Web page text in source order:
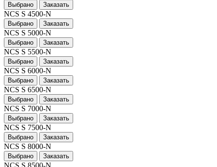
Выбрано Заказать
NCS S 4500-N
Выбрано Заказать
NCS S 5000-N
Выбрано Заказать
NCS S 5500-N
Выбрано Заказать
NCS S 6000-N
Выбрано Заказать
NCS S 6500-N
Выбрано Заказать
NCS S 7000-N
Выбрано Заказать
NCS S 7500-N
Выбрано Заказать
NCS S 8000-N
Выбрано Заказать
NCS S 8500-N